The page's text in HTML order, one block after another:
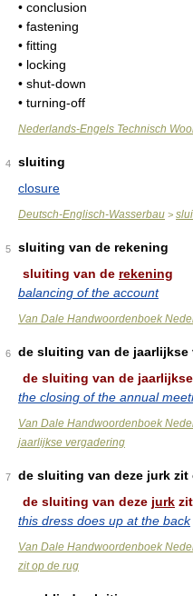
• conclusion
• fastening
• fitting
• locking
• shut-down
• turning-off
Nederlands-Engels Technisch
4
sluiting
closure
Deutsch-Englisch-Wasserbau >
5
sluiting van de rekening
sluiting van de rekening
balancing of the account
Van Dale Handwoordenboek
6
de sluiting van de jaarlijkse
de sluiting van de jaarlijkse
the closing of the annual
Van Dale Handwoordenboek
jaarlijkse vergadering
7
de sluiting van deze jurk zit
de sluiting van deze jurk
this dress does up at the back
Van Dale Handwoordenboek
zit op de rug